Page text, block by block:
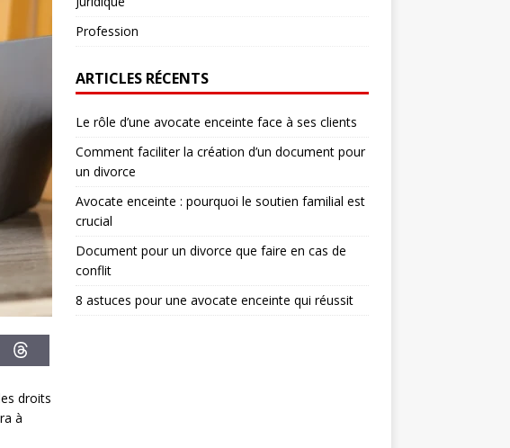
droits
à
Profession
ARTICLES RÉCENTS
Le rôle d’une avocate enceinte face à ses clients
Comment faciliter la création d’un document pour
un divorce
Avocate enceinte : pourquoi le soutien familial est
crucial
Document pour un divorce que faire en cas de
conflit
8 astuces pour une avocate enceinte qui réussit